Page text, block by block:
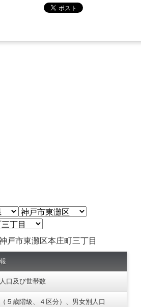
戸市東灘区本庄町三丁目
口及び世帯数
５歳階級、４区分）、男女別人口